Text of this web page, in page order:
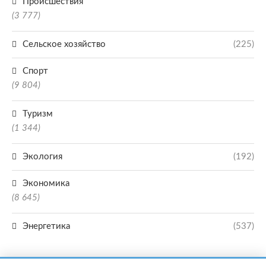
(3 777)
Сельское хозяйство (225)
Спорт
(9 804)
Туризм
(1 344)
Экология (192)
Экономика
(8 645)
Энергетика (537)